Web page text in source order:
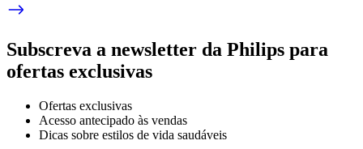
Subscreva a newsletter da Philips para
ofertas exclusivas
Ofertas exclusivas
Acesso antecipado às vendas
Dicas sobre estilos de vida saudáveis